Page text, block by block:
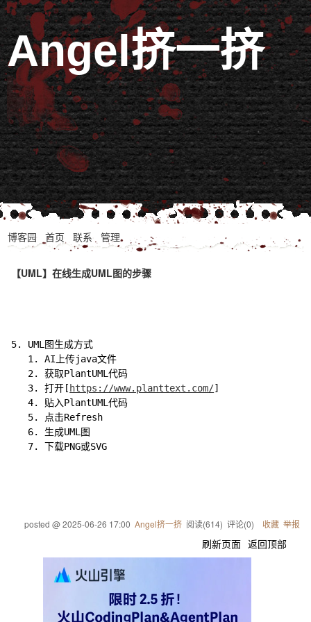
Angel挤一挤
博客园 首页 联系 管理
【UML】在线生成UML图的步骤
5. UML图生成方式
   1. AI上传java文件
   2. 获取PlantUML代码
   3. 打开[
https://www.planttext.com/]
   4. 贴入PlantUML代码
   5. 点击Refresh
   6. 生成UML图
   7. 下载PNG或SVG
posted @2025-06-26 17:00 Angel挤一挤阅读(614) 评论(0) 收藏 举报
刷新页面 返回顶部